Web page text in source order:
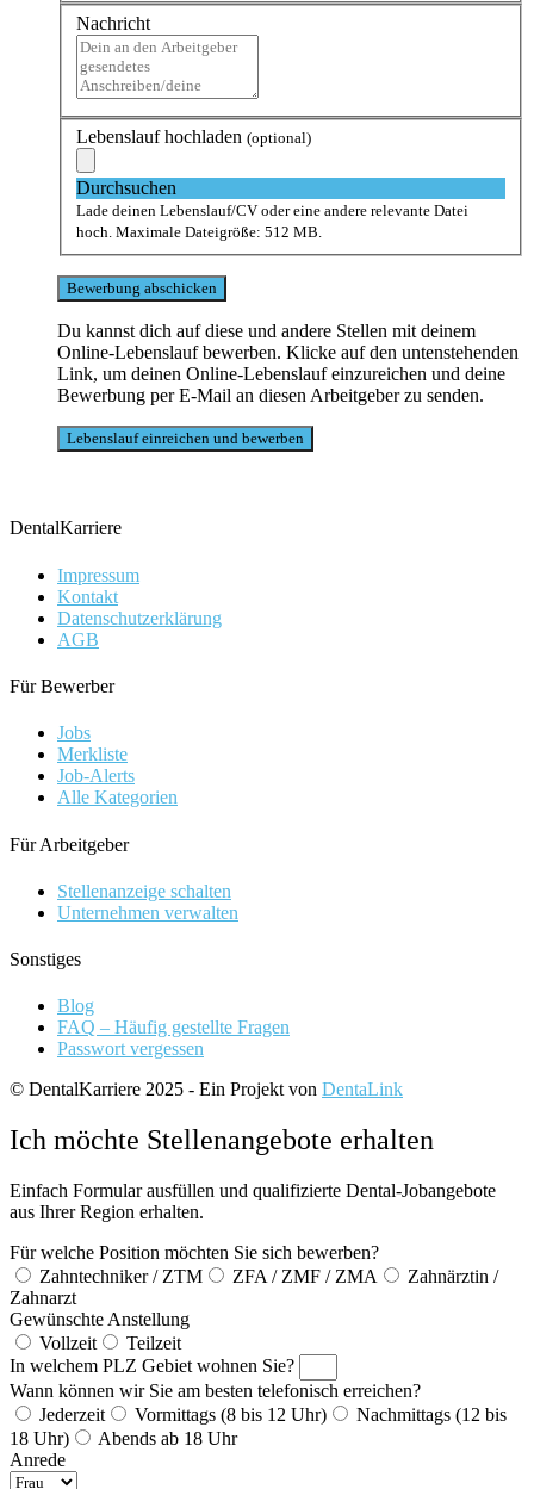
Nachricht
Lebenslauf hochladen (optional)
Durchsuchen
Lade deinen Lebenslauf/CV oder eine andere relevante Datei
hoch. Maximale Dateigröße: 512 MB.
Du kannst dich auf diese und andere Stellen mit deinem
Online-Lebenslauf bewerben. Klicke auf den untenstehenden
Link, um deinen Online-Lebenslauf einzureichen und deine
Bewerbung per E-Mail an diesen Arbeitgeber zu senden.
DentalKarriere
Impressum
Kontakt
Datenschutzerklärung
AGB
Für Bewerber
Jobs
Merkliste
Job-Alerts
Alle Kategorien
Für Arbeitgeber
Stellenanzeige schalten
Unternehmen verwalten
Sonstiges
Blog
FAQ – Häufig gestellte Fragen
Passwort vergessen
© DentalKarriere 2025 - Ein Projekt von DentaLink
Ich möchte Stellenangebote erhalten
Einfach Formular ausfüllen und qualifizierte Dental-Jobangebote
aus Ihrer Region erhalten.
Für welche Position möchten Sie sich bewerben?
Zahntechniker / ZTM
ZFA / ZMF / ZMA
Zahnärztin /
Zahnarzt
Gewünschte Anstellung
Vollzeit
Teilzeit
In welchem PLZ Gebiet wohnen Sie?
Wann können wir Sie am besten telefonisch erreichen?
Jederzeit
Vormittags (8 bis 12 Uhr)
Nachmittags (12 bis
18 Uhr)
Abends ab 18 Uhr
Anrede